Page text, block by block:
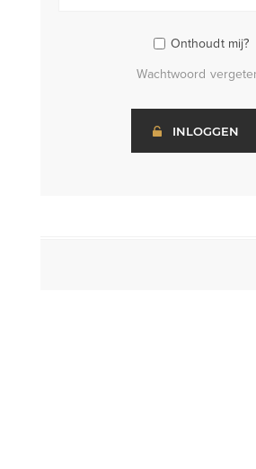
Onthoudt mij?
Wachtwoord
INLOGGEN